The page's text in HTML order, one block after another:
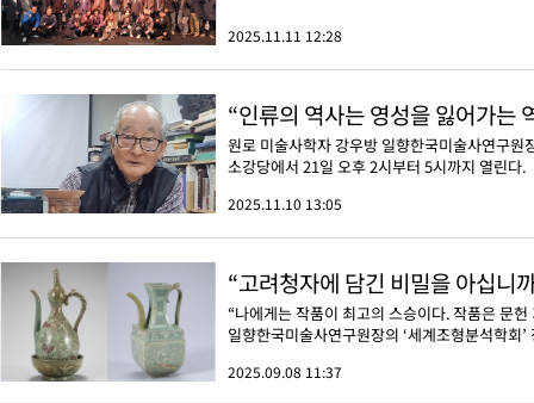
2025.11.11 12:28
“인류의 역사는 영성을 잃어가는
원로 미술사학자 강우방 일향한국미술사연구원
소강당에서 21일 오후 2시부터 5시까지 열린다.
2025.11.10 13:05
“나에게는 작품이 최고의 스승이다. 작품은 문
일향한국미술사연구원장의 ‘세계조형분석학회
2025.09.08 11:37